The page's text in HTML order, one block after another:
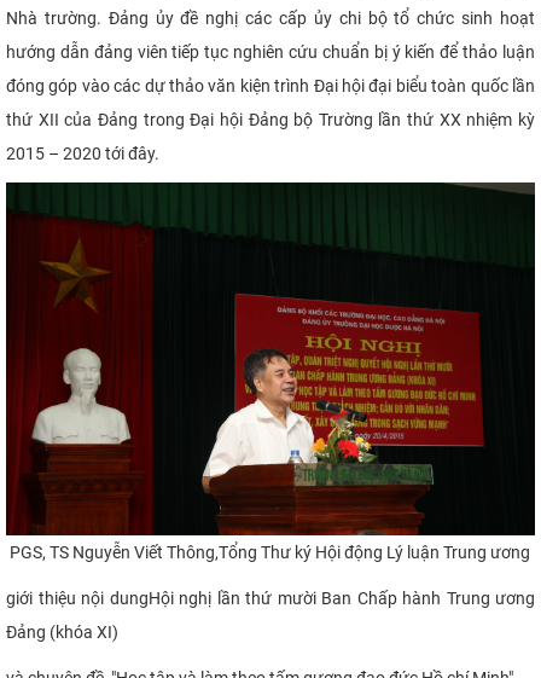
Nhà trường. Đảng ủy đề nghị các cấp ủy chi bộtổ chức sinh hoạt
hướng dẫn đảng viên tiếp tục nghiên cứu chuẩn bị ý kiến để thảo luận
đóng góp vào các dự thảo văn kiện trình Đại hội đại biểu toàn quốc lần
thứ XII của Đảng trong Đại hội Đảng bộ Trường lần thứ XX nhiệm kỳ
2015 – 2020 tới đây.
PGS, TS Nguyễn Viết Thông,Tổng Thư ký Hội động Lý luận Trung ương
giới thiệu nội dungHội nghị lần thứ mười Ban Chấp hành Trung ương
Đảng (khóa XI)